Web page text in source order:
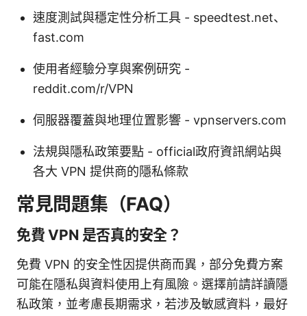
速度測試與穩定性分析工具 - speedtest.net、
fast.com
使用者經驗分享與案例研究 -
reddit.com/r/VPN
伺服器覆蓋與地理位置影響 - vpnservers.com
法規與隱私政策要點 - official政府資訊網站與
各大 VPN 提供商的隱私條款
常見問題集（FAQ）
免費 VPN 是否真的安全？
免費 VPN 的安全性因提供商而異，部分免費方案
可能在隱私與資料使用上有風險。選擇前請詳讀隱
私政策，並考慮長期需求，若涉及敏感資料，最好